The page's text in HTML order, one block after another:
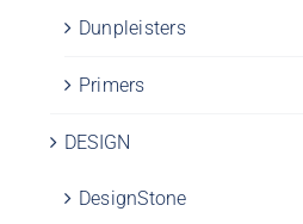
Dunpleisters
Primers
DESIGN
DesignStone